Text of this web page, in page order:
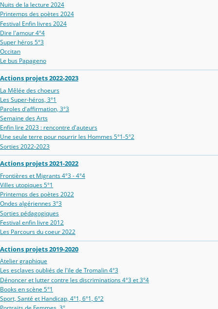
Nuits de la lecture 2024
Printemps des poètes 2024
Festival Enfin livres 2024
Dire l'amour 4°4
Super héros 5°3
Occitan
Le bus Papageno
Actions projets 2022-2023
La Mêlée des choeurs
Les Super-héros, 3°1
Paroles d'affirmation, 3°3
Semaine des Arts
Enfin lire 2023 : rencontre d'auteurs
Une seule terre pour nourrir les Hommes 5°1-5°2
Sorties 2022-2023
Actions projets 2021-2022
Frontières et Migrants 4°3 - 4°4
Villes utopiques 5°1
Printemps des poètes 2022
Ondes algériennes 3°3
Sorties pédagogiques
Festival enfin livre 2012
Les Parcours du coeur 2022
Actions projets 2019-2020
Atelier graphique
Les esclaves oubliés de l'ïle de Tromalin 4°3
Dénoncer et lutter contre les discriminations 4°3 et 3°4
Books en scène 5°1
Sport, Santé et Handicap, 4°1, 6°1, 6°2